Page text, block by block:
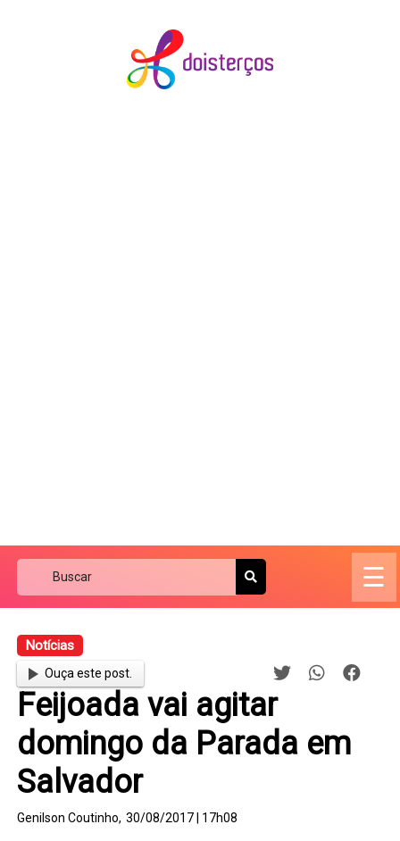
☰
Notícias
Ouça este post.
Feijoada vai agitar
domingo da Parada em
Salvador
Genilson Coutinho, 30/08/2017 | 17h08